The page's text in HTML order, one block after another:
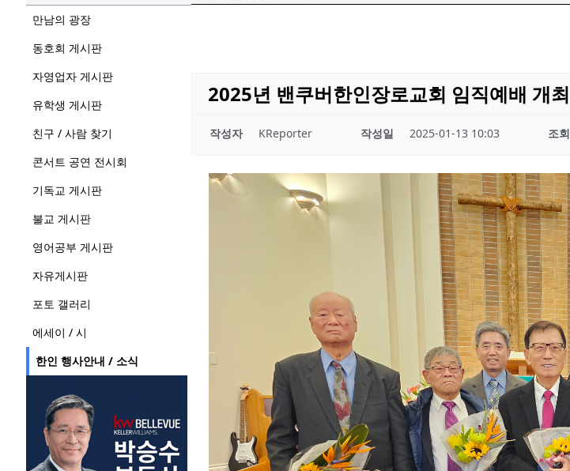
만남의 광장
동호회 게시판
자영업자 게시판
유학생 게시판
친구 / 사람 찾기
콘서트 공연 전시회
기독교 게시판
불교 게시판
영어공부 게시판
자유게시판
포토 갤러리
에세이 / 시
한인 행사안내 / 소식
2025년 밴쿠버한인장로교회 임직예배 개최
작성자 KReporter 작성일 2025-01-13 10:03 조회